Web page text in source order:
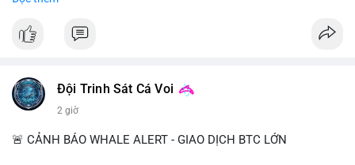
📰 Nguồn: Cointelegraph
Đội Trinh Sát Cá Voi
2 giờ
🚨 CẢNH BÁO WHALE ALERT - GIAO DỊCH BTC LỚN